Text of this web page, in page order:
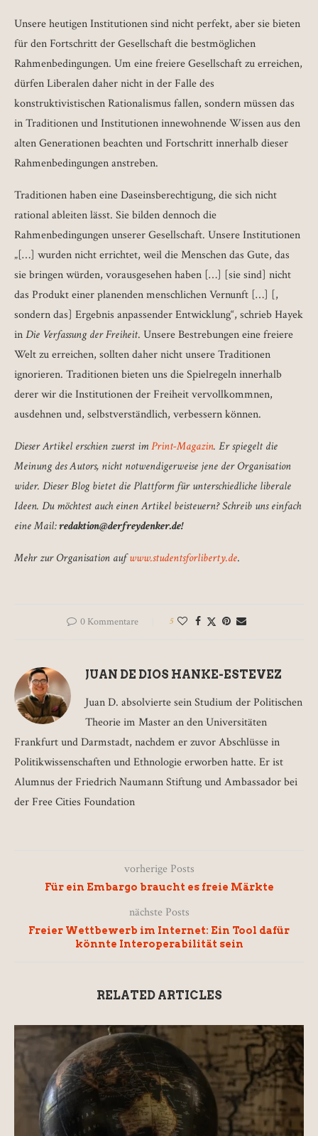
Unsere heutigen Institutionen sind nicht perfekt, aber sie bieten
für den Fortschritt der Gesellschaft die bestmöglichen
Rahmenbedingungen. Um eine freiere Gesellschaft zu erreichen,
dürfen Liberalen daher nicht in der Falle des
konstruktivistischen Rationalismus fallen, sondern müssen das
in Traditionen und Institutionen innewohnende Wissen aus den
alten Generationen beachten und Fortschritt innerhalb dieser
Rahmenbedingungen anstreben.
Traditionen haben eine Daseinsberechtigung, die sich nicht
rational ableiten lässt. Sie bilden dennoch die
Rahmenbedingungen unserer Gesellschaft. Unsere Institutionen
„[…] wurden nicht errichtet, weil die Menschen das Gute, das
sie bringen würden, vorausgesehen haben […] [sie sind] nicht
das Produkt einer planenden menschlichen Vernunft […] [,
sondern das] Ergebnis anpassender Entwicklung“, schrieb Hayek
inDie Verfassung der Freiheit. Unsere Bestrebungen eine freiere
Welt zu erreichen, sollten daher nicht unsere Traditionen
ignorieren. Traditionen bieten uns die Spielregeln innerhalb
derer wir die Institutionen der Freiheit vervollkommnen,
ausdehnen und, selbstverständlich, verbessern können.
Dieser Artikel erschien zuerst imPrint-Magazin. Er spiegelt die
Meinung des Autors, nicht notwendigerweise jene der Organisation
wider. Dieser Blog bietet die Plattform für unterschiedliche liberale
Ideen. Du möchtest auch einen Artikel beisteuern? Schreib uns einfach
eine Mail:redaktion@derfreydenker.de!
Mehr zur Organisation auf www.studentsforliberty.de.
0 Kommentare 5
JUAN DE DIOS HANKE-ESTEVEZ
Juan D. absolvierte sein Studium der Politischen
Theorie im Master an den Universitäten
Frankfurt und Darmstadt, nachdem er zuvor Abschlüsse in
Politikwissenschaften und Ethnologie erworben hatte. Er ist
Alumnus der Friedrich Naumann Stiftung und Ambassador bei
der Free Cities Foundation
vorherige Posts
Für ein Embargo braucht es freie Märkte
nächste Posts
Freier Wettbewerb im Internet: Ein Tool dafür
könnte Interoperabilität sein
RELATED ARTICLES